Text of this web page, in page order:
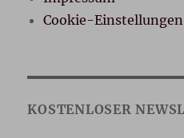
Cookie-Einstellungen